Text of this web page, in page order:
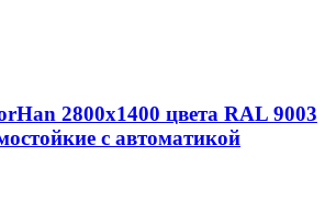
2800х1400 цвета RAL 9003
с автоматикой